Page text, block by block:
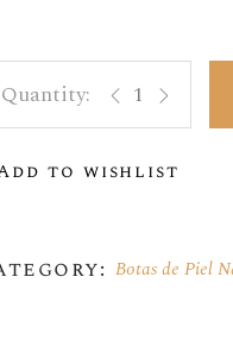
Bota de piel
to wishlist
Botas de Piel